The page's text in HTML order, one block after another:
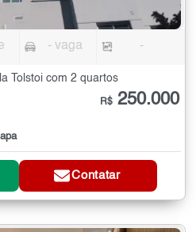
- vaga -
Tolstoi com 2 quartos
R$ 250.000
Contatar